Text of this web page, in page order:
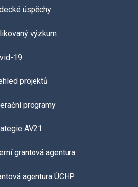
úspěchy
výzkum
19
projektů
programy
AV21
grantová agentura
agentura ÚCHP